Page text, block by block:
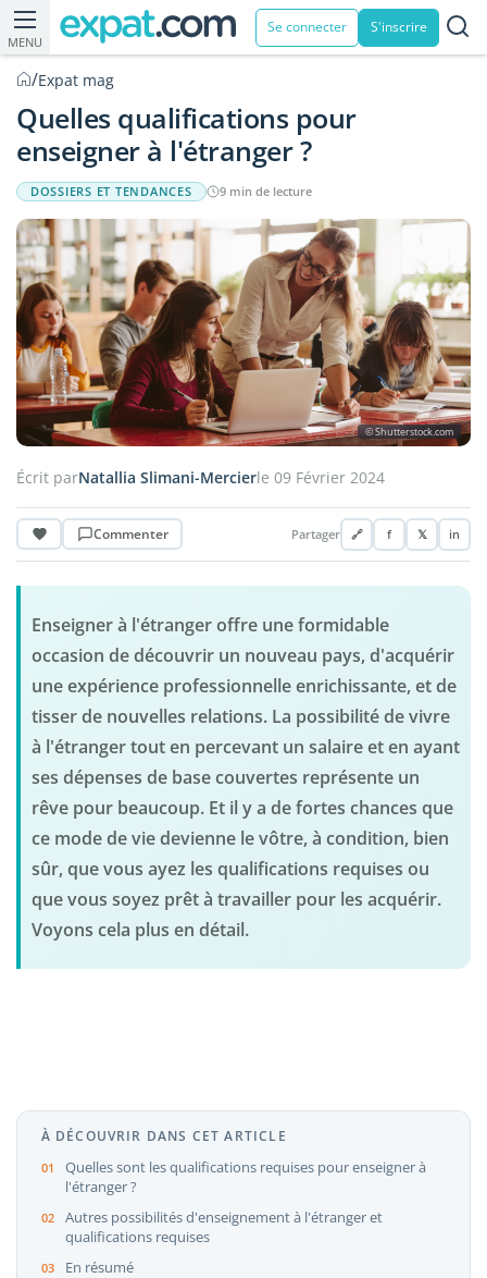
MENU
Se connecter S'inscrire
/Expat mag
Quelles qualifications pour
enseigner à l'étranger ?
DOSSIERS ET TENDANCES 9 min de lecture
© Shutterstock.com
Écrit parNatallia Slimani-Mercierle 09 Février 2024
Commenter Partager 🔗 f 𝕏 in
Enseigner à l'étranger offre une formidable
occasion de découvrir un nouveau pays, d'acquérir
une expérience professionnelle enrichissante, et de
tisser de nouvelles relations. La possibilité de vivre
à l'étranger tout en percevant un salaire et en ayant
ses dépenses de base couvertes représente un
rêve pour beaucoup. Et il y a de fortes chances que
ce mode de vie devienne le vôtre, à condition, bien
sûr, que vous ayez les qualifications requises ou
que vous soyez prêt à travailler pour les acquérir.
Voyons cela plus en détail.
À DÉCOUVRIR DANS CET ARTICLE
Quelles sont les qualifications requises pour enseigner à
l'étranger ?
Autres possibilités d'enseignement à l'étranger et
qualifications requises
En résumé